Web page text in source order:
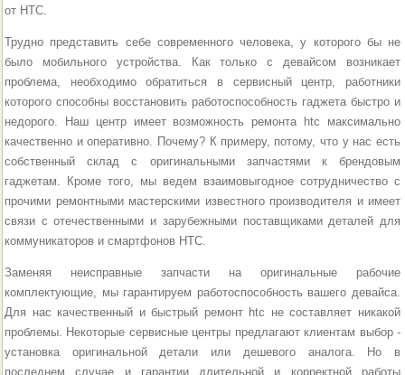
от HTC.
Трудно представить себе современного человека, у которого бы не
было мобильного устройства. Как только с девайсом возникает
проблема, необходимо обратиться в сервисный центр, работники
которого способны восстановить работоспособность гаджета быстро и
недорого. Наш центр имеет возможность ремонта htc максимально
качественно и оперативно. Почему? К примеру, потому, что у нас есть
собственный склад с оригинальными запчастями к брендовым
гаджетам. Кроме того, мы ведем взаимовыгодное сотрудничество с
прочими ремонтными мастерскими известного производителя и имеет
связи с отечественными и зарубежными поставщиками деталей для
коммуникаторов и смартфонов HTC.
Заменяя неисправные запчасти на оригинальные рабочие
комплектующие, мы гарантируем работоспособность вашего девайса.
Для нас качественный и быстрый ремонт htc не составляет никакой
проблемы. Некоторые сервисные центры предлагают клиентам выбор -
установка оригинальной детали или дешевого аналога. Но в
последнем случае и гарантии длительной и корректной работы